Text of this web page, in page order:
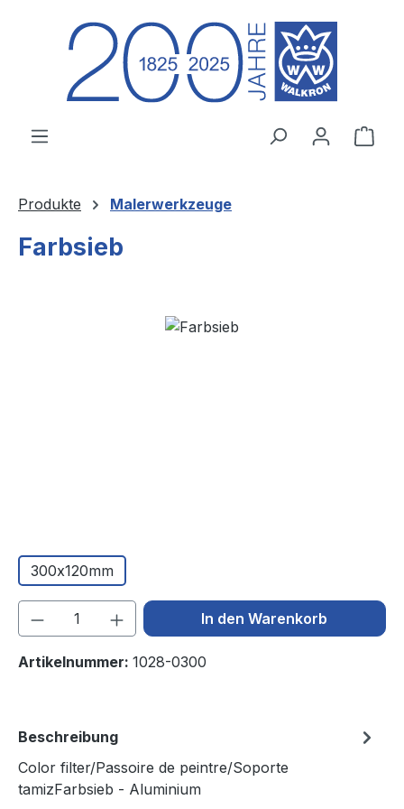
Zum Hauptinhalt springen
Produkte Malerwerkzeuge
Farbsieb
Bildergalerie überspringen
300x120mm
Produkt Anzahl: Gib denIn den Warenkorb
Artikelnummer: 1028-0300
Beschreibung
Color filter/Passoire de peintre/Soporte
tamizFarbsieb - Aluminium